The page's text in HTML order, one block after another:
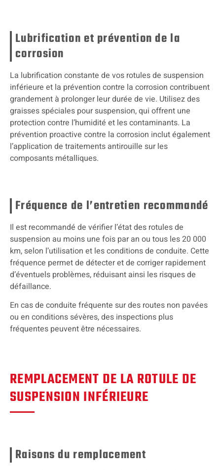
Lubrification et prévention de la
corrosion
La lubrification constante de vos rotules de suspension
inférieure et la prévention contre la corrosion contribuent
grandement à prolonger leur durée de vie. Utilisez des
graisses spéciales pour suspension, qui offrent une
protection contre l’humidité et les contaminants. La
prévention proactive contre la corrosion inclut également
l’application de traitements antirouille sur les
composants métalliques.
Fréquence de l’entretien recommandé
Il est recommandé de vérifier l’état des rotules de
suspension au moins une fois par an ou tous les 20 000
km, selon l’utilisation et les conditions de conduite. Cette
fréquence permet de détecter et de corriger rapidement
d’éventuels problèmes, réduisant ainsi les risques de
défaillance.
En cas de conduite fréquente sur des routes non pavées
ou en conditions sévères, des inspections plus
fréquentes peuvent être nécessaires.
REMPLACEMENT DE LA ROTULE DE
SUSPENSION INFÉRIEURE
Raisons du remplacement